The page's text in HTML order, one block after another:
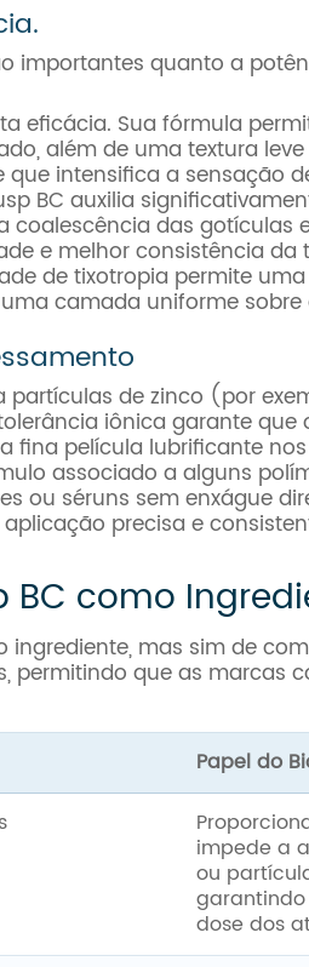
quanto a
eficácia. Sua fórmula
além de uma textura
que intensifica a sensação
BC auxilia
das gotículas
e melhor consistência da
de tixotropia permite
camada uniforme sobre
de zinco (por
iônica garante que
película lubrificante
associado a alguns
ou séruns sem enxágue
precisa e
BC como
mas sim de
permitindo que as marcas
Papel do
impede a
ou
dose dos